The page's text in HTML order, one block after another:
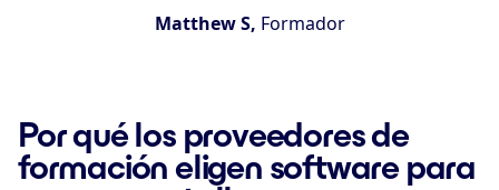
Matthew S, Formador
Por qué los proveedores de
formación eligen software para